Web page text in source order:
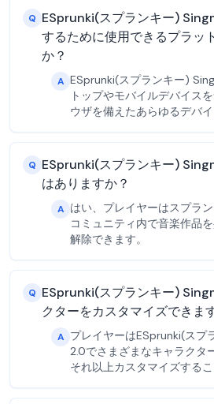
Q ESprunki(スプランキー)
するために使用できるプラッ
か？
A ESprunki(スプランキー)
トップやモバイルデバイス
ウザを備えたあらゆるデバ
Q ESprunki(スプランキー)
はありますか？
A はい、プレイヤーはスプラ
コミュニティ内で音楽作品
解除できます。
Q ESprunki(スプランキー)
クターをカスタマイズできま
A プレイヤーはESprunki(スプ
2.0でさまざまなキャラクタ
それ以上カスタマイズするこ